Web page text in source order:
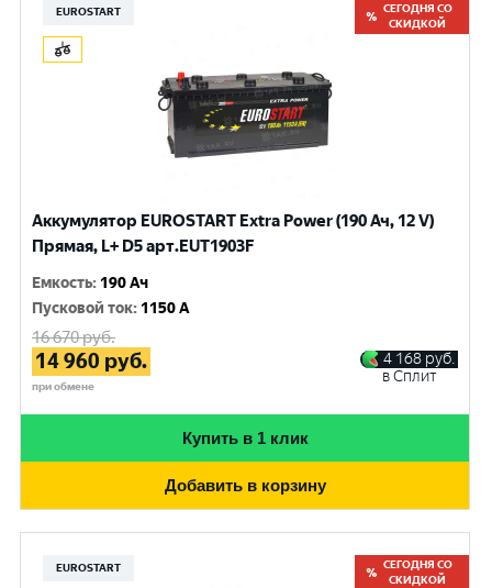
EUROSTART
СЕГОДНЯ СО
СКИДКОЙ
Аккумулятор EUROSTART Extra Power (190 Ач, 12 V)
Прямая, L+ D5 арт.EUT1903F
Емкость: 190 Ач
Пусковой ток: 1150 A
16 670руб.
14 960 руб.
при обмене
4 168 руб.
в Сплит
Купить в 1 клик
Добавить в корзину
EUROSTART
СЕГОДНЯ СО
СКИДКОЙ